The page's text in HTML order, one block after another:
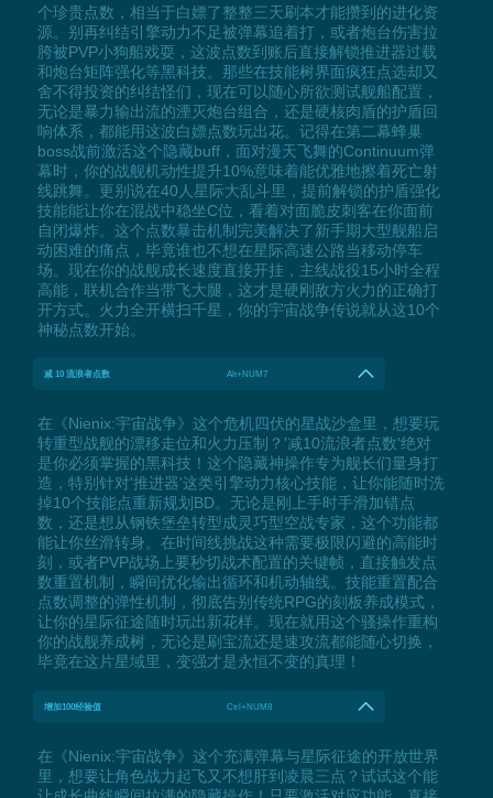
个珍贵点数，相当于白嫖了整整三天刷本才能攒到的进化资
源。别再纠结引擎动力不足被弹幕追着打，或者炮台伤害拉
胯被PVP小狗船戏耍，这波点数到账后直接解锁推进器过载
和炮台矩阵强化等黑科技。那些在技能树界面疯狂点选却又
舍不得投资的纠结怪们，现在可以随心所欲测试舰船配置，
无论是暴力输出流的湮灭炮台组合，还是硬核肉盾的护盾回
响体系，都能用这波白嫖点数玩出花。记得在第二幕蜂巢
boss战前激活这个隐藏buff，面对漫天飞舞的Continuum弹
幕时，你的战舰机动性提升10%意味着能优雅地擦着死亡射
线跳舞。更别说在40人星际大乱斗里，提前解锁的护盾强化
技能能让你在混战中稳坐C位，看着对面脆皮刺客在你面前
自闭爆炸。这个点数暴击机制完美解决了新手期大型舰船启
动困难的痛点，毕竟谁也不想在星际高速公路当移动停车
场。现在你的战舰成长速度直接开挂，主线战役15小时全程
高能，联机合作当带飞大腿，这才是硬刚敌方火力的正确打
开方式。火力全开横扫千星，你的宇宙战争传说就从这10个
神秘点数开始。
减 10 流浪者点数 Alt+NUM7
在《Nienix:宇宙战争》这个危机四伏的星战沙盒里，想要玩
转重型战舰的漂移走位和火力压制？'减10流浪者点数'绝对
是你必须掌握的黑科技！这个隐藏神操作专为舰长们量身打
造，特别针对'推进器'这类引擎动力核心技能，让你能随时洗
掉10个技能点重新规划BD。无论是刚上手时手滑加错点
数，还是想从钢铁堡垒转型成灵巧型空战专家，这个功能都
能让你丝滑转身。在时间线挑战这种需要极限闪避的高能时
刻，或者PVP战场上要秒切战术配置的关键帧，直接触发点
数重置机制，瞬间优化输出循环和机动轴线。技能重置配合
点数调整的弹性机制，彻底告别传统RPG的刻板养成模式，
让你的星际征途随时玩出新花样。现在就用这个骚操作重构
你的战舰养成树，无论是刷宝流还是速攻流都能随心切换，
毕竟在这片星域里，变强才是永恒不变的真理！
增加100经验值 Ctrl+NUM8
在《Nienix:宇宙战争》这个充满弹幕与星际征途的开放世界
里，想要让角色战力起飞又不想肝到凌晨三点？试试这个能